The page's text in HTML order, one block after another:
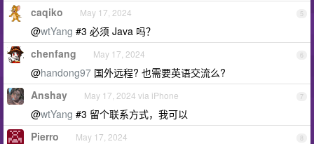
5
caqiko May 17, 2024
@wtYang #3 必须 Java 吗？
6
chenfang May 17, 2024
@handong97 国外远程? 也需要英语交流么?
7
Anshay May 17, 2024 via iPhone
@wtYang #3 留个联系方式，我可以
8
Pierro May 17, 2024